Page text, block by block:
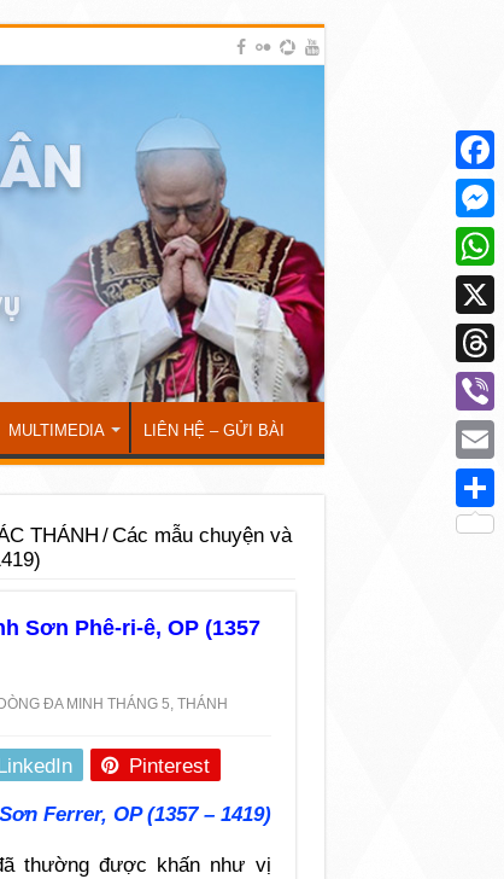
MULTIMEDIA LIÊN HỆ – GỬI BÀI
THÁNH /Các mẫu chuyện và
Sơn Phê-ri-ê, OP (1357
ĐA MINH THÁNG 5, THÁNH
Pinterest
Ferrer, OP (1357 – 1419)
thường được khấn như vị
X
Viber